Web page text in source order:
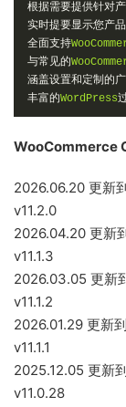
根据需要提供针对
实时提要显示您产
全面支持
与常见的
涵盖设置和定制的
丰富的WordPress
WooCommerce
2026.06.20 更新
v11.2.0
2026.04.20 更新
v11.1.3
2026.03.05 更新
v11.1.2
2026.01.29 更新
v11.1.1
2025.12.05 更新
v11.0.28